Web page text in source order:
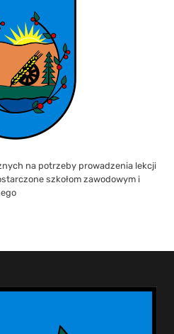
na potrzeby prowadzenia lekcji
szkołom zawodowym i